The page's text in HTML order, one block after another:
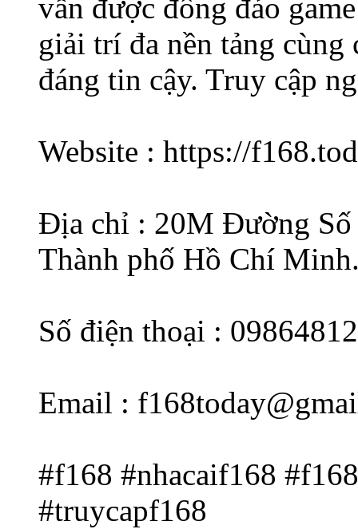
vẫn được đông đảo
giải trí đa nền tảng
đáng tin cậy. Truy cập
Website : https://
Địa chỉ : 20M Đường Số
Thành phố Hồ Chí
Số điện thoại :
Email :
#f168 #nhacaif168
#truycapf168